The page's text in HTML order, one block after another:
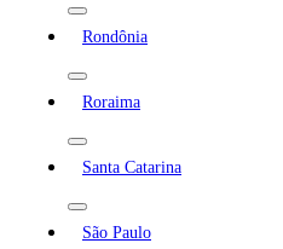
Rondônia
Roraima
Santa Catarina
São Paulo